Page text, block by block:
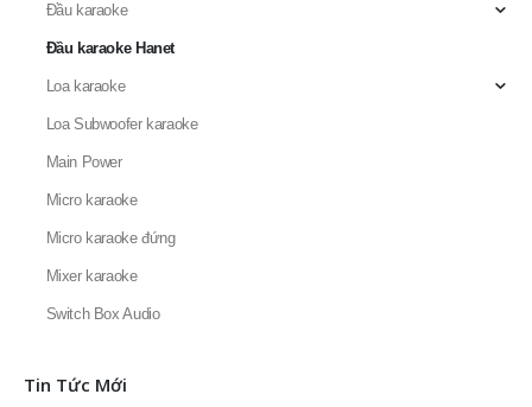
Đầu karaoke
Đầu karaoke Hanet
Loa karaoke
Loa Subwoofer karaoke
Main Power
Micro karaoke
Micro karaoke đứng
Mixer karaoke
Switch Box Audio
Tin Tức Mới